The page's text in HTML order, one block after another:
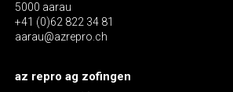
5000 aarau
+41 (0)62 822 34 81
aarau@azrepro.ch
az repro ag zofingen